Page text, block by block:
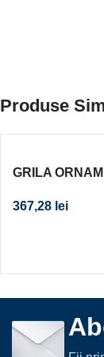
Produse
GRILA
CERAMICE,
367,28 lei